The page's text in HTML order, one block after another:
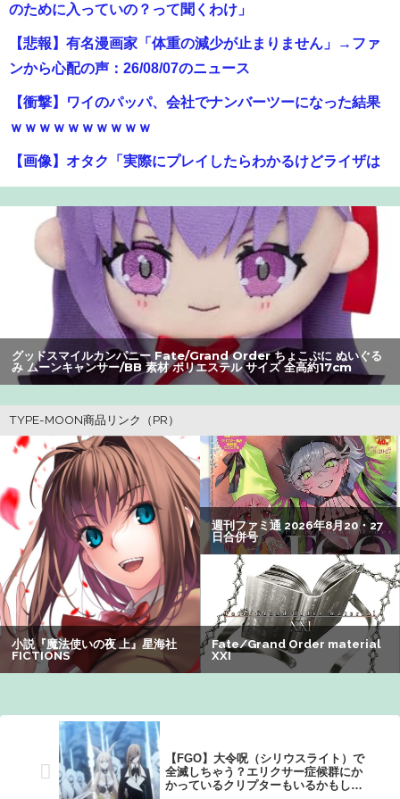
のために入っていの？って聞くわけ」
【悲報】有名漫画家「体重の減少が止まりません」→ファ
ンから心配の声：26/08/07のニュース
【衝撃】ワイのパッパ、会社でナンバーツーになった結果
ｗｗｗｗｗｗｗｗｗｗ
【画像】オタク「実際にプレイしたらわかるけどライザは
友達って感じで性的な目では見れないｗ」←これｗｗｗ
ｗ：26/08/06のニュース
【画像】JKダンス部、部員の８割が巨乳のムホホ部だった
ｗｗｗｗ
【爆笑】最近のオスガキ、名前がダサすぎるｗｗｗｗ ：
26/08/05のニュース
みいちゃん、セコカンになる
いいべｗｗｗｗ ：26/08/04のニュース
【悲報】ライザさん、おぱいを触られてしまうｗｗｗｗｗ
ｗｗｗ
【朗報】アマガミの棚町薫さん、最新絵でめっちゃ可愛く
なる：26/08/03のニュース
ぐらんぶる原作最新話、ヤバすぎる
【画像】咲-saki-作者、ようやく『奇乳』に気付くｗｗｗｗ
【謎】アキバが夜のお店だらけになってしまった理由、誰
にも分からないｗｗｗｗ：26/08/08のニュース
グッドスマイルカンパニー Fate/Grand Order ちょこぷに ぬいぐる
み ムーンキャンサー/BB 素材 ポリエステル サイズ 全高約17cm
【FGO】大令呪（シリウスライト）で
全滅しちゃう？エリクサー症候群にか
かっているクリプターもいるかもしれ